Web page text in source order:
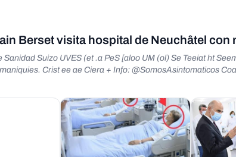
Berset visita hospital de Neuchâtel con
Suizo UVES (et .a PeS [aloo UM (ol) Se Teeiat ht
Crist ee ae Ciera + Info: @SomosAsintomaticos